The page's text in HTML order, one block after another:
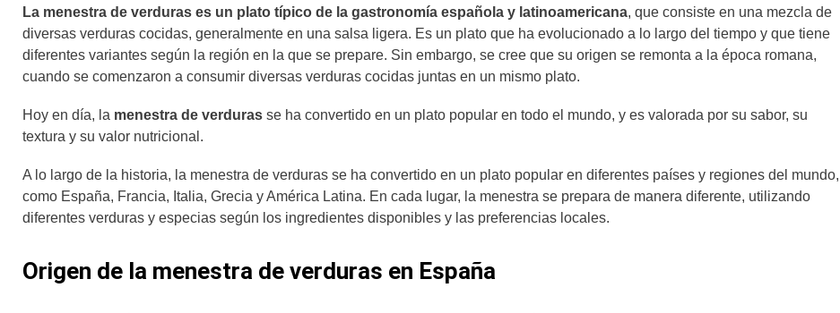
La menestra de verduras es un plato típico de la gastronomía española y latinoamericana, que consiste en una mezcla de
diversas verduras cocidas, generalmente en una salsa ligera. Es un plato que ha evolucionado a lo largo del tiempo y que tiene
diferentes variantes según la región en la que se prepare. Sin embargo, se cree que su origen se remonta a la época romana,
cuando se comenzaron a consumir diversas verduras cocidas juntas en un mismo plato.
Hoy en día, la menestra de verduras se ha convertido en un plato popular en todo el mundo, y es valorada por su sabor, su
textura y su valor nutricional.
A lo largo de la historia, la menestra de verduras se ha convertido en un plato popular en diferentes países y regiones del mundo,
como España, Francia, Italia, Grecia y América Latina. En cada lugar, la menestra se prepara de manera diferente, utilizando
diferentes verduras y especias según los ingredientes disponibles y las preferencias locales.
Origen de la menestra de verduras en España